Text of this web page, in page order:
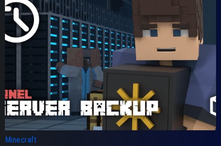
Minecraft